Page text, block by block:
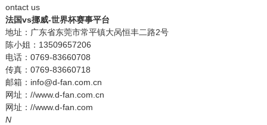
ontact us
法国vs挪威-世界杯赛事平台
地址：广东省东莞市常平镇大呙恒丰二路2号
陈小姐：13509657206
电话：0769-83660708
传真：0769-83660718
邮箱：info@d-fan.com.cn
网址：//www.d-fan.com.cn
网址：//www.d-fan.com
N